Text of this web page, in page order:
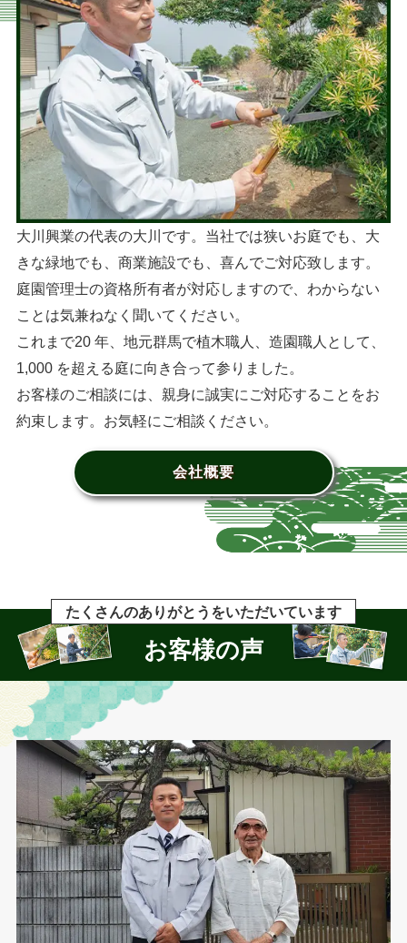
大川興業の代表の大川です。当社では狭いお庭でも、大
きな緑地でも、商業施設でも、喜んでご対応致します。
庭園管理士の資格所有者が対応しますので、わからない
ことは気兼ねなく聞いてください。
これまで20 年、地元群馬で植木職人、造園職人として、
1,000 を超える庭に向き合って参りました。
お客様のご相談には、親身に誠実にご対応することをお
約束します。お気軽にご相談ください。
会社概要
たくさんのありがとうをいただいています
お客様の声